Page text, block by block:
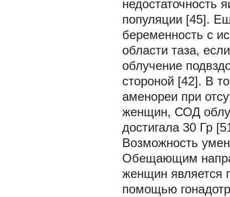
недостаточность
популяции [45].
беременность с
области таза,
облучение
стороной [42]. В
аменореи при
женщин, СОД
достигала 30 Гр
Возможность
Обещающим
женщин является
помощью